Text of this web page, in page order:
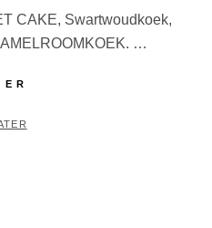
CAKE, Swartwoudkoek,
…